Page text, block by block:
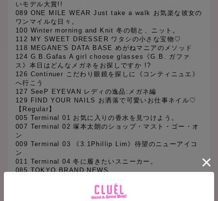
いモデル大賞!!
089 ONE MILE WEAR Just take a walk お気楽な彼女の
ワンマイルな日々。
100 Winter morning and Knit 冬の朝と、ニット。
112 MY SWEET DRESSER ワタシの小さな宝物♡
118 MEGANE'S DATA BASE めがねマニアのメソッド
124 G.B.Gafas A girl choose glasses《G.B. ガファ
ス》本日はどんなメガネをお探しですか !?
126 Continuer こだわり眼鏡を探しに《コンティニュエ》
へ行こう
127 SeeP EYEVAN レディの逸品:メガネ編
129 FIND YOUR NAILS お洒落で可愛いお仕事ネイル♡
【Regular】
005 Terminal 01 お気に入りの香水を見つけよう。
007 Terminal 02 塚本太朗のショップ・マスト・ゴー・オ
ン
009 Terminal 03 《3.1Phillip Lim》待望のニューアイコ
ン
011 Terminal 04 冬に履きたいスニーカー。
085 TOKYO BRAND NEWS
ーケット ギンザ』限定カラー
135 Terminal 06 ヴィンテージショップで自分だけの1枚